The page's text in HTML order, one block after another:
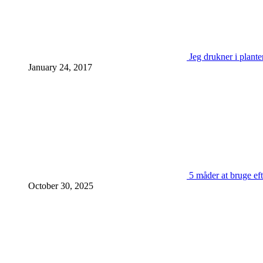
Jeg drukner i
January 24, 2017
5 måder at bruge
October 30, 2025